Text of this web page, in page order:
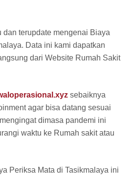
dan terupdate mengenai Biaya
Data ini kami dapatkan
dari Website Rumah Sakit
sebaiknya
agar bisa datang sesuai
dimasa pandemi ini
waktu ke Rumah sakit atau
Periksa Mata di Tasikmalaya ini